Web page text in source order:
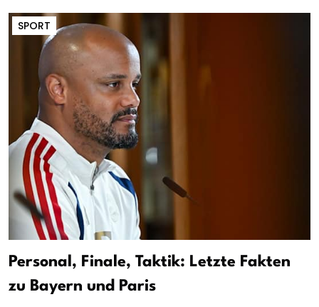
SPORT
Personal, Finale, Taktik: Letzte Fakten
zu Bayern und Paris